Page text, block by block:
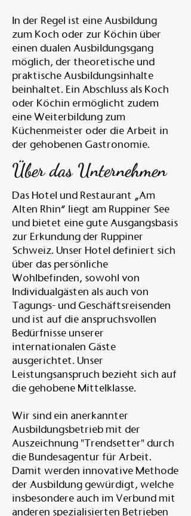
In der Regel ist eine Ausbildung
zum Koch oder zur Köchin über
einen dualen Ausbildungsgang
möglich, der theoretische und
praktische Ausbildungsinhalte
beinhaltet. Ein Abschluss als Koch
oder Köchin ermöglicht zudem
eine Weiterbildung zum
Küchenmeister oder die Arbeit in
der gehobenen Gastronomie.
Über das Unternehmen
Das Hotel und Restaurant „Am
Alten Rhin“ liegt am Ruppiner See
und bietet eine gute Ausgangsbasis
zur Erkundung der Ruppiner
Schweiz. Unser Hotel definiert sich
über das persönliche
Wohlbefinden, sowohl von
Individualgästen als auch von
Tagungs- und Geschäftsreisenden
und ist auf die anspruchsvollen
Bedürfnisse unserer
internationalen Gäste
ausgerichtet. Unser
Leistungsanspruch bezieht sich auf
die gehobene Mittelklasse.
Wir sind ein anerkannter
Ausbildungsbetrieb mit der
Auszeichnung "Trendsetter" durch
die Bundesagentur für Arbeit.
Damit werden innovative Methode
der Ausbildung gewürdigt, welche
insbesondere auch im Verbund mit
anderen spezialisierten Betrieben